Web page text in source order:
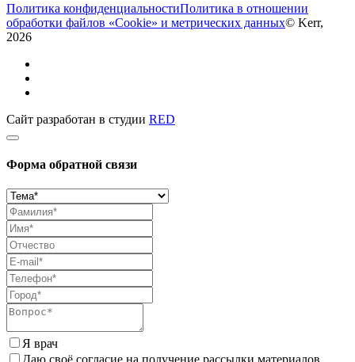
Политика конфиденциальностиПолитика в отношении
обработки файлов «Cookie» и метрических данных© Kerr,
2026
Сайт разработан в студии RED
Форма обратной связи
Я врач